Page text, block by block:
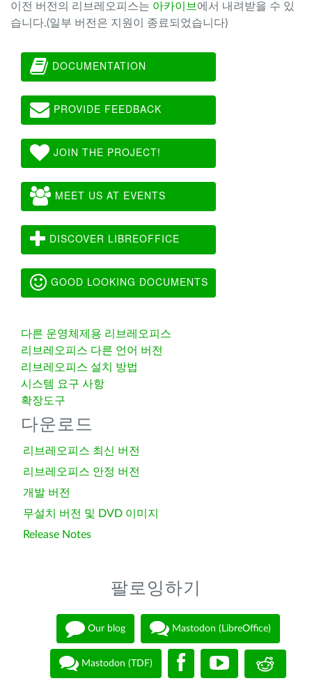
이전 버전의 리브레오피스는 아카이브 에서 내려받을 수 있
습니다.(일부 버전은 지원이 종료되었습니다)
DOCUMENTATION
PROVIDE FEEDBACK
JOIN THE PROJECT!
MEET US AT EVENTS
DISCOVER LIBREOFFICE
GOOD LOOKING DOCUMENTS
다른 운영체제용 리브레오피스
리브레오피스 다른 언어 버전
리브레오피스 설치 방법
시스템 요구 사항
확장도구
다운로드
리브레오피스 최신 버전
리브레오피스 안정 버전
개발 버전
무설치 버전 및 DVD 이미지
Release Notes
팔로잉하기
Our blog Mastodon (LibreOffice)
Mastodon (TDF)